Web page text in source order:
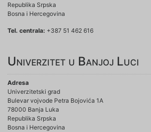
Republika Srpska
Bosna i Hercegovina
Tel. centrala: +387 51 462 616
Univerzitet u Banjoj Luci
Adresa
Univerzitetski grad
Bulevar vojvode Petra Bojovića 1A
78000 Banja Luka
Republika Srpska
Bosna i Hercegovina